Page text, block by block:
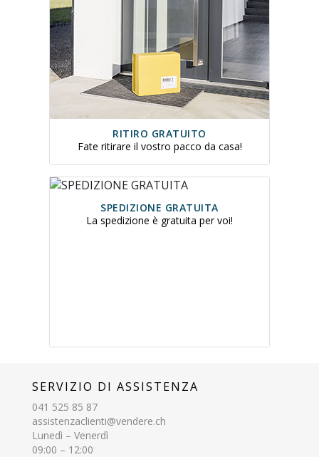
RITIRO GRATUITO
Fate ritirare il vostro pacco da casa!
SPEDIZIONE GRATUITA
La spedizione è gratuita per voi!
SERVIZIO DI ASSISTENZA
041 525 85 87
assistenzaclienti@vendere.ch
Lunedì – Venerdì
09:00 – 12:00